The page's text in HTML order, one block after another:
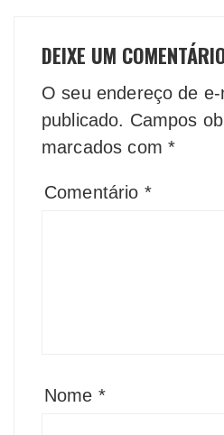
DEIXE UM
O seu endereço de
publicado. Campos
marcados com *
Comentário *
Nome *